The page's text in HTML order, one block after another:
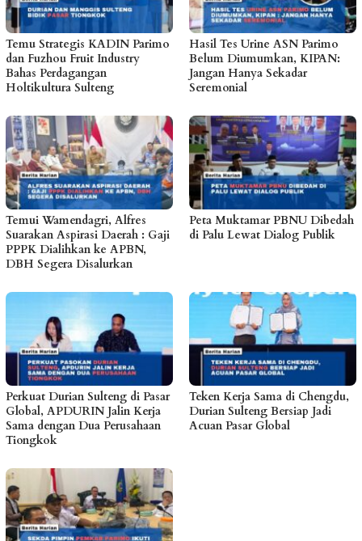
Temu Strategis KADIN Parimo
dan Fuzhou Fruit Industry
Bahas Perdagangan
Holtikultura Sulteng
Hasil Tes Urine ASN Parimo
Belum Diumumkan, KIPAN:
Jangan Hanya Sekadar
Seremonial
Temui Wamendagri, Alfres
Suarakan Aspirasi Daerah : Gaji
PPPK Dialihkan ke APBN,
DBH Segera Disalurkan
Peta Muktamar PBNU Dibedah
di Palu Lewat Dialog Publik
Perkuat Durian Sulteng di Pasar
Global, APDURIN Jalin Kerja
Sama dengan Dua Perusahaan
Tiongkok
Teken Kerja Sama di Chengdu,
Durian Sulteng Bersiap Jadi
Acuan Pasar Global